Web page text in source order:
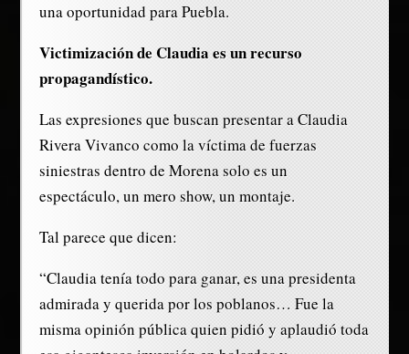
una oportunidad para Puebla.
Victimización de Claudia es un recurso
propagandístico.
Las expresiones que buscan presentar a Claudia
Rivera Vivanco como la víctima de fuerzas
siniestras dentro de Morena solo es un
espectáculo, un mero show, un montaje.
Tal parece que dicen:
“Claudia tenía todo para ganar, es una presidenta
admirada y querida por los poblanos… Fue la
misma opinión pública quien pidió y aplaudió toda